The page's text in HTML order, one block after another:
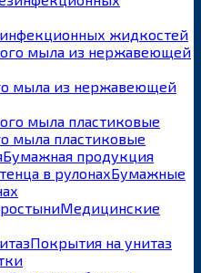
жидкостей
мыла из нержавеющей
мыла пластиковые
Бумажная продукция
Бумажные
Медицинские
Покрытия на унитаз